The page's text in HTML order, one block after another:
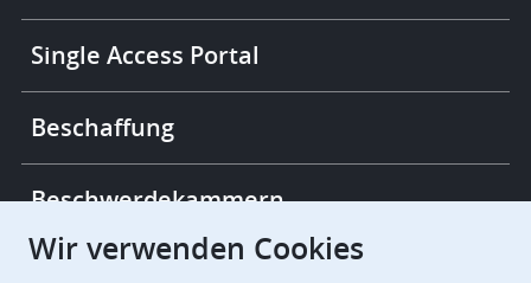
Single Access Portal
Beschaffung
Beschwerdekammern
Wir verwenden Cookies